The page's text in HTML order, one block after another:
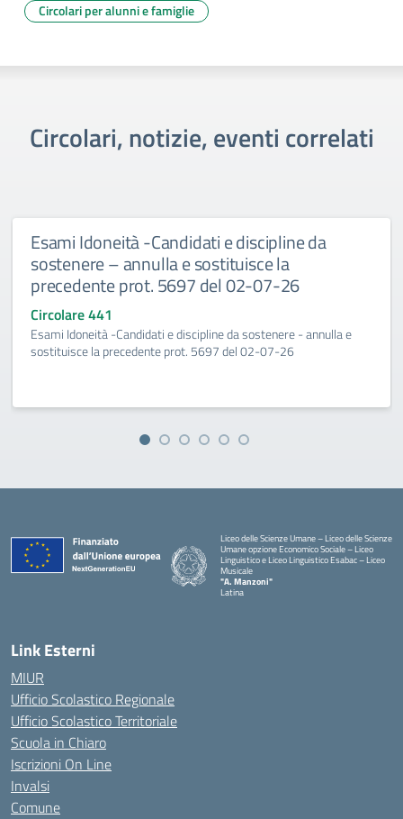
Circolari per alunni e famiglie
Circolari, notizie, eventi correlati
Esami Idoneità -Candidati e discipline da
sostenere – annulla e sostituisce la
precedente prot. 5697 del 02-07-26
Circolare 441
Esami Idoneità -Candidati e discipline da sostenere - annulla e
sostituisce la precedente prot. 5697 del 02-07-26
Liceo delle Scienze Umane – Liceo delle Scienze
Umane opzione Economico Sociale – Liceo
Linguistico e Liceo Linguistico Esabac – Liceo
Musicale
"A. Manzoni"
Latina
Link Esterni
MIUR
Ufficio Scolastico Regionale
Ufficio Scolastico Territoriale
Scuola in Chiaro
Iscrizioni On Line
Invalsi
Comune